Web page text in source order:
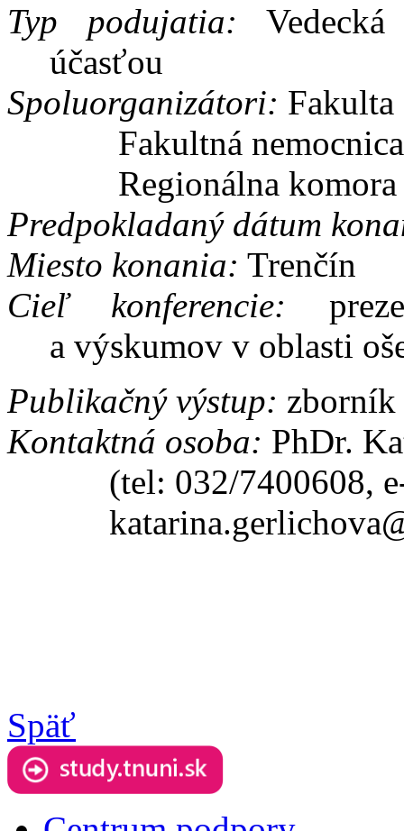
Typ podujatia:
účasťou
Spoluorganizátori:
Fakultná
Regionálna
Predpokladaný dátum
Miesto konania: Trenčín
Cieľ konferencie:
a výskumov v oblasti
Publikačný výstup: zborník
Kontaktná osoba: PhDr.
(tel: 032/7400608,
Späť